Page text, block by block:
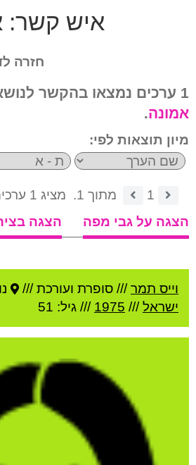
איש קשר:
חזרה
1 ערכים נמצאו בהקשר לנושא:
אמונה.
מיון תוצאות לפי:
1 מתוך 1.
מציג 1 ערכים.
הצגה על גבי מפה
הצגה
וייס תמר/// סופרת ועורכת ///
ישראל///
1975 /// גיל: 51